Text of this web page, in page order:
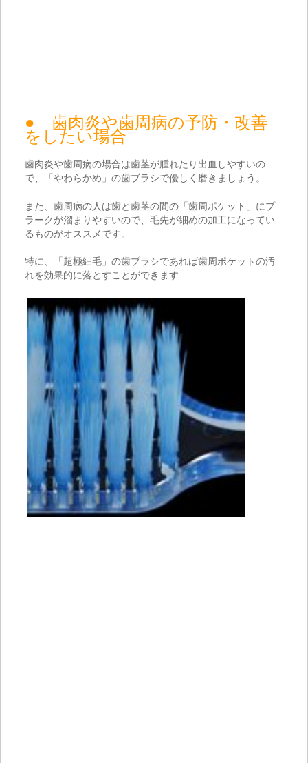
● 歯肉炎や歯周病の予防・改善
をしたい場合
歯肉炎や歯周病の場合は歯茎が腫れたり出血しやすいの
で、「やわらかめ」の歯ブラシで優しく磨きましょう。
また、歯周病の人は歯と歯茎の間の「歯周ポケット」にプ
ラークが溜まりやすいので、毛先が細めの加工になってい
るものがオススメです。
特に、「超極細毛」の歯ブラシであれば歯周ポケットの汚
れを効果的に落とすことができます